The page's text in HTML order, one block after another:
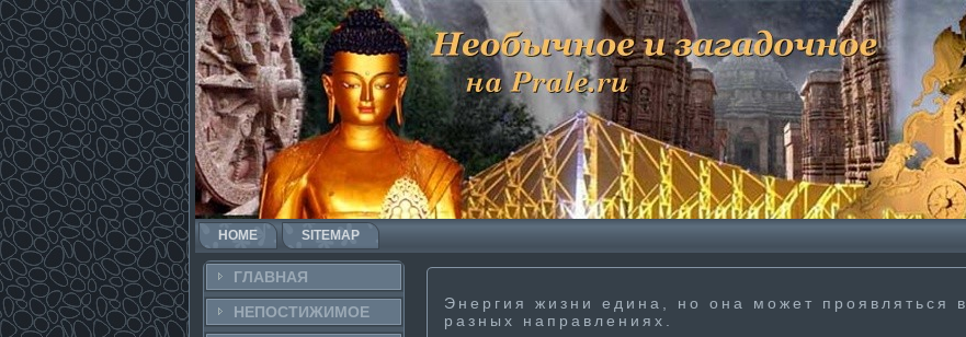
HOME SITEMAP
ГЛАВНАЯ
НЕПОСТИ­ЖИМОЕ
Энергия жизни едина, но она может проявляться в
разных направлениях.